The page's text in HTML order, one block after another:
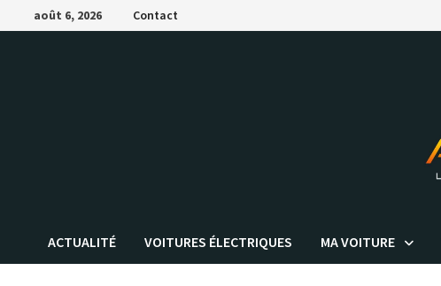
Passer
au
août 6, 2026 Contact
ACTUALITÉ VOITURES ÉLECTRIQUES MA VOITURE